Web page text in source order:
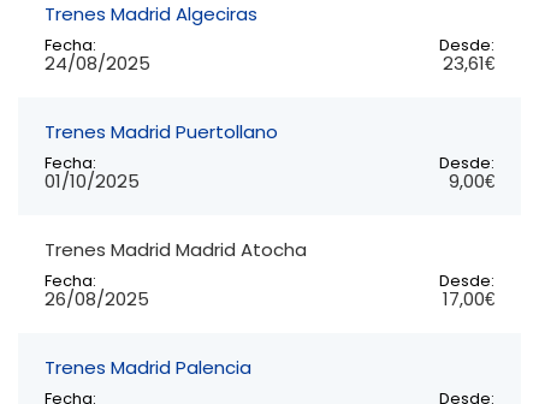
Trenes Madrid Algeciras
Fecha:
24/08/2025
Desde:
23,61€
Trenes Madrid Puertollano
Fecha:
01/10/2025
Desde:
9,00€
Trenes Madrid Madrid Atocha
Fecha:
26/08/2025
Desde:
17,00€
Trenes Madrid Palencia
Fecha: Desde: